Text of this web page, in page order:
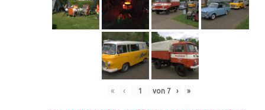
« ‹ von 7 › »